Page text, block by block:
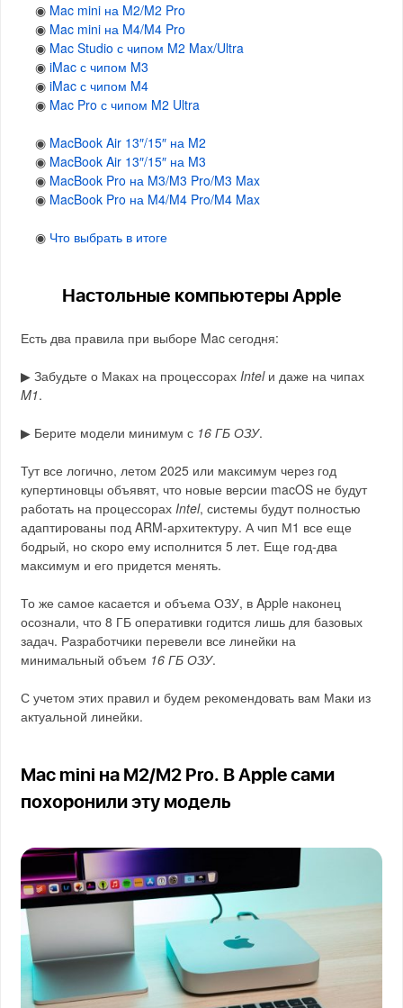
◉ Mac mini на M2/M2 Pro
◉ Mac mini на M4/M4 Pro
◉ Mac Studio с чипом M2 Max/Ultra
◉iMac с чипом M3
◉iMac с чипом M4
◉ Mac Pro с чипом M2 Ultra
◉ MacBook Air 13″/15″ на M2
◉ MacBook Air 13″/15″ на M3
◉ MacBook Pro на M3/M3 Pro/M3 Max
◉ MacBook Pro на M4/M4 Pro/M4 Max
◉ Что выбрать в итоге
Настольные компьютеры Apple
Есть два правила при выборе Mac сегодня:
▶ Забудьте о Маках на процессорахIntelи даже на чипах
M1.
▶ Берите модели минимум с 16 ГБ ОЗУ.
Тут все логично, летом 2025 или максимум через год
купертиновцы объявят, что новые версии macOS не будут
работать на процессорахIntel, системы будут полностью
адаптированы под ARM-архитектуру. А чип М1 все еще
бодрый, но скоро ему исполнится 5 лет. Еще год-два
максимум и его придется менять.
То же самое касается и объема ОЗУ, в Apple наконец
осознали, что 8 ГБ оперативки годится лишь для базовых
задач. Разработчики перевели все линейки на
минимальный объем 16 ГБ ОЗУ.
С учетом этих правил и будем рекомендовать вам Маки из
актуальной линейки.
Mac mini на M2/M2 Pro. В Apple сами
похоронили эту модель